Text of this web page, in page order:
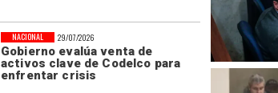
29/07/2026
Gobierno evalúa venta de
activos clave de Codelco para
enfrentar crisis
NACIONAL